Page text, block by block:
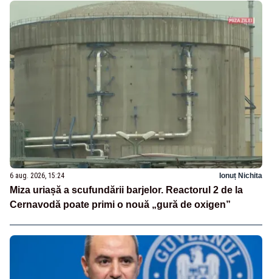
6 aug. 2026, 15:24 Ionuț Nichita
Miza uriașă a scufundării barjelor. Reactorul 2 de la
Cernavodă poate primi o nouă „gură de oxigen”